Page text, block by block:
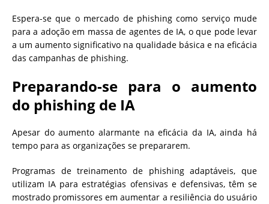
Espera-se que o mercado de phishing como serviço mude
para a adoção em massa de agentes de IA, o que pode levar
a um aumento significativo na qualidade básica e na eficácia
das campanhas de phishing.
Preparando-se para o aumento
do phishing de IA
Apesar do aumento alarmante na eficácia da IA, ainda há
tempo para as organizações se prepararem.
Programas de treinamento de phishing adaptáveis, que
utilizam IA para estratégias ofensivas e defensivas, têm se
mostrado promissores em aumentar a resiliência do usuário